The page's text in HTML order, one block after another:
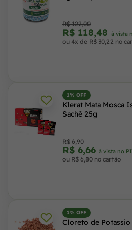
R$ 122,00
R$ 118,48 à vista
ou 4x de R$ 30,22 no
1% OFF
Klerat Mata Mosca
Sachê 25g
R$ 6,90
R$ 6,66 à vista no
ou R$ 6,80 no cartão
1% OFF
Cloreto de